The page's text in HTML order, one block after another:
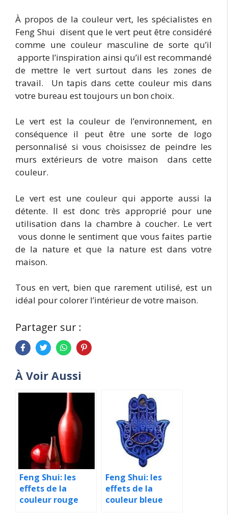
À propos de la couleur vert, les spécialistes en
Feng Shui disent que le vert peut être considéré
comme une couleur masculine de sorte qu’il
apporte l’inspiration ainsi qu’il est recommandé
de mettre le vert surtout dans les zones de
travail. Un tapis dans cette couleur mis dans
votre bureau est toujours un bon choix.
Le vert est la couleur de l’environnement, en
conséquence il peut être une sorte de logo
personnalisé si vous choisissez de peindre les
murs extérieurs de votre maison dans cette
couleur.
Le vert est une couleur qui apporte aussi la
détente. Il est donc très approprié pour une
utilisation dans la chambre à coucher. Le vert
vous donne le sentiment que vous faites partie
de la nature et que la nature est dans votre
maison.
Tous en vert, bien que rarement utilisé, est un
idéal pour colorer l’intérieur de votre maison.
Partager sur :
À Voir Aussi
Feng Shui: les
effets de la
couleur rouge
Feng Shui: les
effets de la
couleur bleue